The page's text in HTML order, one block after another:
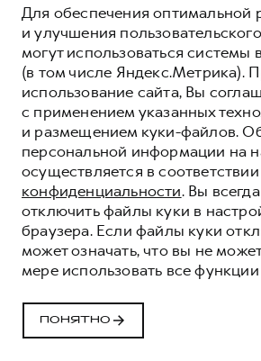
ООО «СЛАВА ГРУПП»ИНН
5147746150041, адрес
Тверская, дом 16, стр.3, помещ. 3
коммуникации с Клиентами/
том числе: направления e.mail
проведения маркетинговых
исследований; поддержки
аналитики данных.Категории
персональных данных,
предоставлению:
Общие:
-фамилия, имя, отчество;
адрес электронной почты;
Для обеспечения оптимальной
и улучшения
могут использоваться системы
(в том числе Яндекс.Метрика).
использование сайта, Вы
с применением указанных
и размещением куки-файлов.
персональной информации на
осуществляется в соответствии
конфиденциальности. Вы
отключить файлы куки в
браузера. Если файлы куки
может означать, что вы не
мере использовать все
ПОНЯТНО